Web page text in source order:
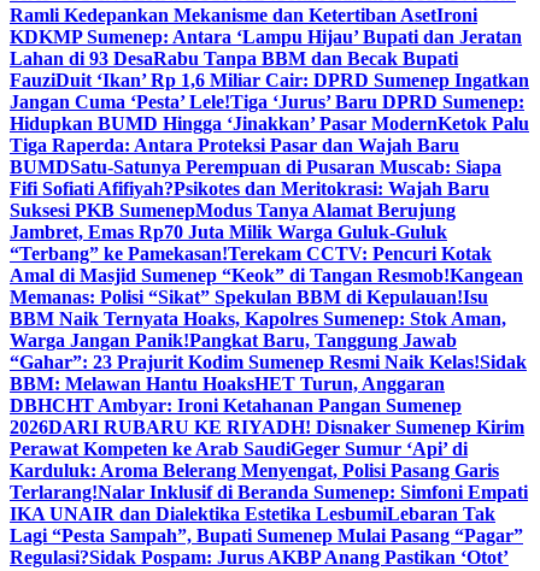
Ramli Kedepankan Mekanisme dan Ketertiban AsetIroni
KDKMP Sumenep: Antara ‘Lampu Hijau’ Bupati dan Jeratan
Lahan di 93 DesaRabu Tanpa BBM dan Becak Bupati
FauziDuit ‘Ikan’ Rp 1,6 Miliar Cair: DPRD Sumenep Ingatkan
Jangan Cuma ‘Pesta’ Lele!Tiga ‘Jurus’ Baru DPRD Sumenep:
Hidupkan BUMD Hingga ‘Jinakkan’ Pasar ModernKetok Palu
Tiga Raperda: Antara Proteksi Pasar dan Wajah Baru
BUMDSatu-Satunya Perempuan di Pusaran Muscab: Siapa
Fifi Sofiati Afifiyah?Psikotes dan Meritokrasi: Wajah Baru
Suksesi PKB SumenepModus Tanya Alamat Berujung
Jambret, Emas Rp70 Juta Milik Warga Guluk-Guluk
“Terbang” ke Pamekasan!Terekam CCTV: Pencuri Kotak
Amal di Masjid Sumenep “Keok” di Tangan Resmob!Kangean
Memanas: Polisi “Sikat” Spekulan BBM di Kepulauan!Isu
BBM Naik Ternyata Hoaks, Kapolres Sumenep: Stok Aman,
Warga Jangan Panik!Pangkat Baru, Tanggung Jawab
“Gahar”: 23 Prajurit Kodim Sumenep Resmi Naik Kelas!Sidak
BBM: Melawan Hantu HoaksHET Turun, Anggaran
DBHCHT Ambyar: Ironi Ketahanan Pangan Sumenep
2026DARI RUBARU KE RIYADH! Disnaker Sumenep Kirim
Perawat Kompeten ke Arab SaudiGeger Sumur ‘Api’ di
Karduluk: Aroma Belerang Menyengat, Polisi Pasang Garis
Terlarang!Nalar Inklusif di Beranda Sumenep: Simfoni Empati
IKA UNAIR dan Dialektika Estetika LesbumiLebaran Tak
Lagi “Pesta Sampah”, Bupati Sumenep Mulai Pasang “Pagar”
Regulasi?Sidak Pospam: Jurus AKBP Anang Pastikan ‘Otot’